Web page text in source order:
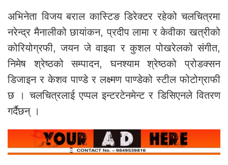
अभिनेता विजय बराल कास्टिङ डिरेक्टर रहेको चलचित्रमा
नरेन्द्र मैनालीको छायांकन, प्रदीप लामा र केवीका खत्रीको
कोरियोग्रफी, जयन जे वाइवा र कुशल पोखरेलको संगीत,
निमेष श्रेष्ठको सम्पादन, घनश्याम श्रेष्ठको प्रोडक्सन
डिजाइन र केशव पाण्डे र लक्ष्मण पाण्डेको स्टील फोटोग्राफी
छ । चलचित्रलाई एप्पल इन्टरटेनमेन्ट र डिसिएनले वितरण
गर्दैछन् ।